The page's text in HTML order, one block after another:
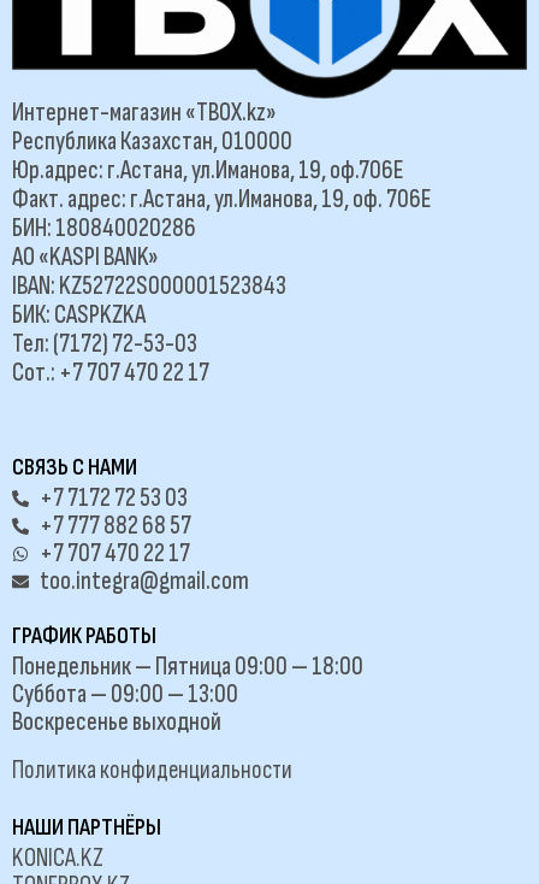
Интернет-магазин «TBOX.kz»
Республика Казахстан, 010000
Юр.адрес: г.Астана, ул.Иманова, 19, оф.706Е
Факт. адрес: г.Астана, ул.Иманова, 19, оф. 706Е
БИН: 180840020286
АО «KASPI BANK»
IBAN: KZ52722S000001523843
БИК: CASPKZKA
Тел: (7172) 72-53-03
Сот.: +7 707 470 22 17
СВЯЗЬ С НАМИ
+7 7172 72 53 03
+7 777 882 68 57
+7 707 470 22 17
too.integra@gmail.com
ГРАФИК РАБОТЫ
Понедельник — Пятница 09:00 — 18:00
Суббота — 09:00 — 13:00
Воскресенье выходной
Политика конфиденциальности
НАШИ ПАРТНЁРЫ
KONICA.KZ